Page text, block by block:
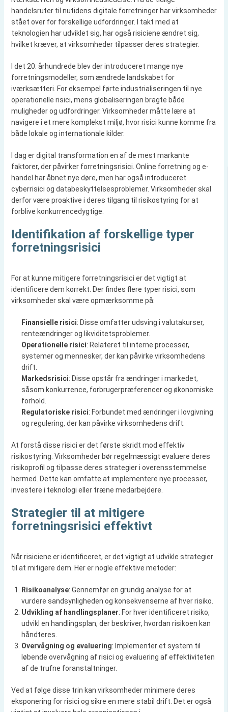
handelsruter til nutidens digitale forretninger har virksomheder
stået over for forskellige udfordringer. I takt med at
teknologien har udviklet sig, har også risiciene ændret sig,
hvilket kræver, at virksomheder tilpasser deres strategier.
I det 20. århundrede blev der introduceret mange nye
forretningsmodeller, som ændrede landskabet for
iværksætteri. For eksempel førte industrialiseringen til nye
operationelle risici, mens globaliseringen bragte både
muligheder og udfordringer. Virksomheder måtte lære at
navigere i et mere komplekst miljø, hvor risici kunne komme fra
både lokale og internationale kilder.
I dag er digital transformation en af de mest markante
faktorer, der påvirker forretningsrisici. Online forretning og e-
handel har åbnet nye døre, men har også introduceret
cyberrisici og databeskyttelsesproblemer. Virksomheder skal
derfor være proaktive i deres tilgang til risikostyring for at
forblive konkurrencedygtige.
Identifikation af forskellige typer
forretningsrisici
For at kunne mitigere forretningsrisici er det vigtigt at
identificere dem korrekt. Der findes flere typer risici, som
virksomheder skal være opmærksomme på:
Finansielle risici: Disse omfatter udsving i valutakurser,
renteændringer og likviditetsproblemer.
Operationelle risici: Relateret til interne processer,
systemer og mennesker, der kan påvirke virksomhedens
drift.
Markedsrisici: Disse opstår fra ændringer i markedet,
såsom konkurrence, forbrugerpræferencer og økonomiske
forhold.
Regulatoriske risici: Forbundet med ændringer i lovgivning
og regulering, der kan påvirke virksomhedens drift.
At forstå disse risici er det første skridt mod effektiv
risikostyring. Virksomheder bør regelmæssigt evaluere deres
risikoprofil og tilpasse deres strategier i overensstemmelse
hermed. Dette kan omfatte at implementere nye processer,
investere i teknologi eller træne medarbejdere.
Strategier til at mitigere
forretningsrisici effektivt
Når risiciene er identificeret, er det vigtigt at udvikle strategier
til at mitigere dem. Her er nogle effektive metoder:
Risikoanalyse: Gennemfør en grundig analyse for at
vurdere sandsynligheden og konsekvenserne af hver risiko.
Udvikling af handlingsplaner: For hver identificeret risiko,
udvikl en handlingsplan, der beskriver, hvordan risikoen kan
håndteres.
Overvågning og evaluering: Implementer et system til
løbende overvågning af risici og evaluering af effektiviteten
af de trufne foranstaltninger.
Ved at følge disse trin kan virksomheder minimere deres
eksponering for risici og sikre en mere stabil drift. Det er også